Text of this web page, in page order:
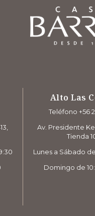
Alto Las
Teléfono +56 2
Av. Presidente
Tienda
Lunes a Sábado
Domingo de